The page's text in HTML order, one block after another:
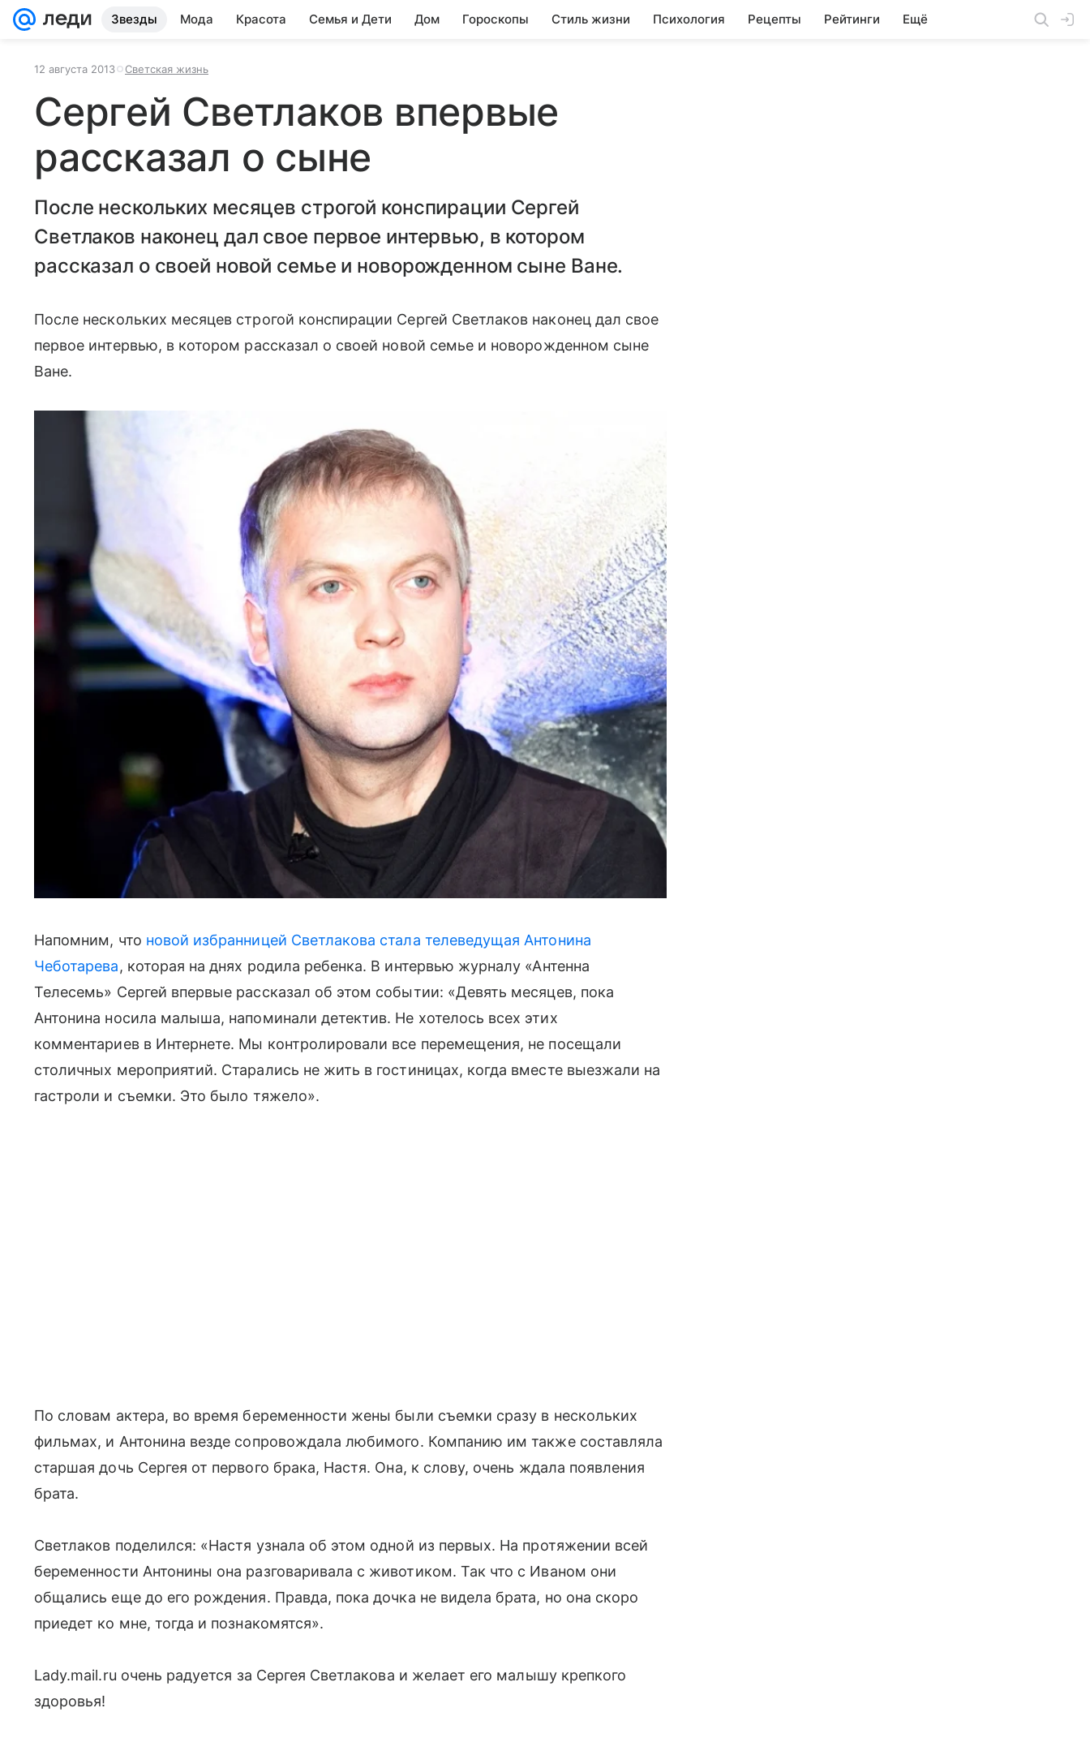
Звезды Мода Красота Семья и Дети Дом Гороскопы Стиль жизни Психология Рецепты Рейтинги Ещё
12 августа 2013 Светская жизнь
Сергей Светлаков впервые
рассказал о сыне
После нескольких месяцев строгой конспирации Сергей
Светлаков наконец дал свое первое интервью, в котором
рассказал о своей новой семье и новорожденном сыне Ване.
После нескольких месяцев строгой конспирации Сергей Светлаков наконец дал свое
первое интервью, в котором рассказал о своей новой семье и новорожденном сыне
Ване.
Напомним, что новой избранницей Светлакова стала телеведущая Антонина
Чеботарева, которая на днях родила ребенка. В интервью журналу «Антенна
Телесемь» Сергей впервые рассказал об этом событии: «Девять месяцев, пока
Антонина носила малыша, напоминали детектив. Не хотелось всех этих
комментариев в Интернете. Мы контролировали все перемещения, не посещали
столичных мероприятий. Старались не жить в гостиницах, когда вместе выезжали на
гастроли и съемки. Это было тяжело».
По словам актера, во время беременности жены были съемки сразу в нескольких
фильмах, и Антонина везде сопровождала любимого. Компанию им также составляла
старшая дочь Сергея от первого брака, Настя. Она, к слову, очень ждала появления
брата.
Светлаков поделился: «Настя узнала об этом одной из первых. На протяжении всей
беременности Антонины она разговаривала с животиком. Так что с Иваном они
общались еще до его рождения. Правда, пока дочка не видела брата, но она скоро
приедет ко мне, тогда и познакомятся».
Lady.mail.ru очень радуется за Сергея Светлакова и желает его малышу крепкого
здоровья!